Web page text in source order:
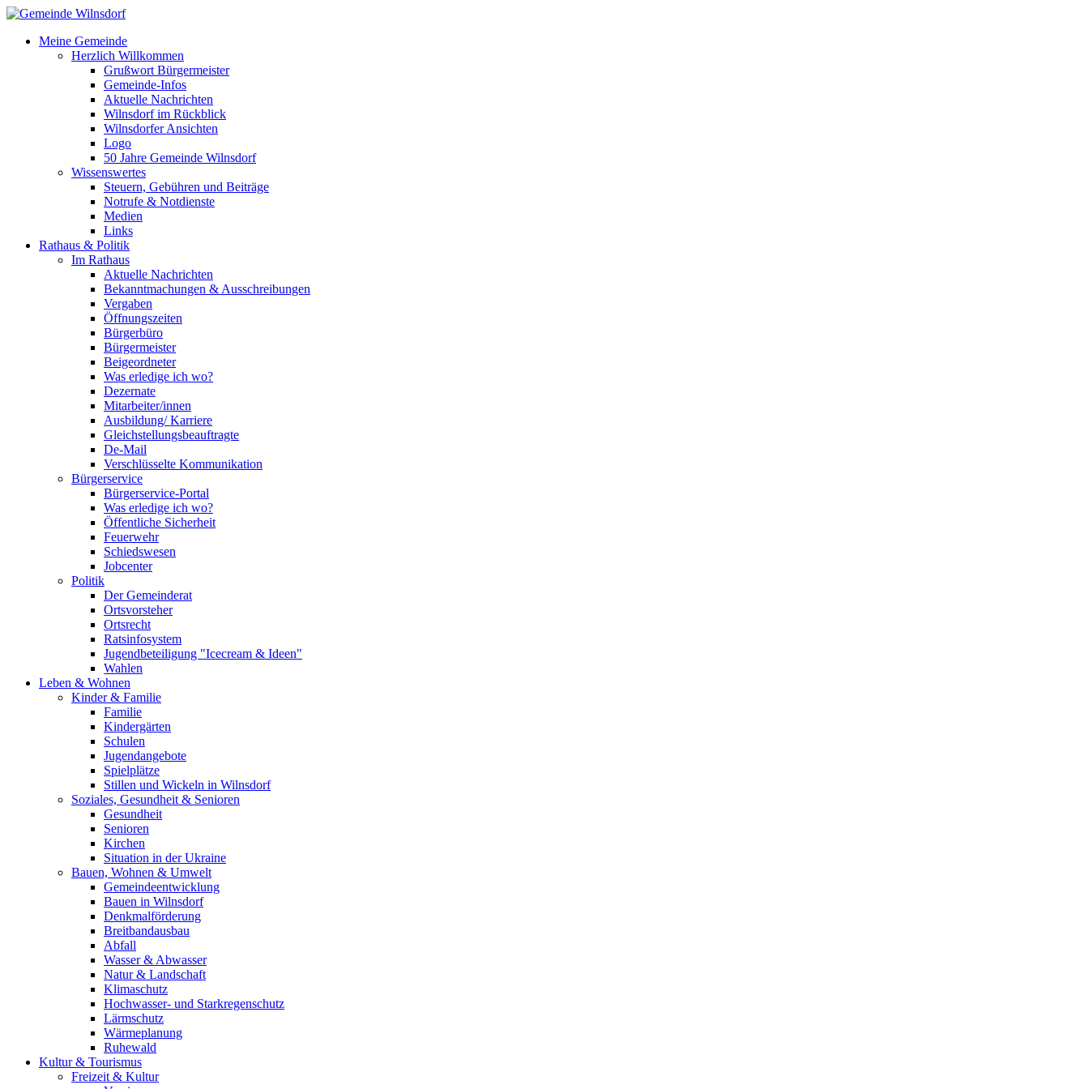
Meine Gemeinde
Herzlich Willkommen
Grußwort Bürgermeister
Gemeinde-Infos
Aktuelle Nachrichten
Wilnsdorf im Rückblick
Wilnsdorfer Ansichten
Logo
50 Jahre Gemeinde Wilnsdorf
Wissenswertes
Steuern, Gebühren und Beiträge
Notrufe & Notdienste
Medien
Links
Rathaus & Politik
Im Rathaus
Aktuelle Nachrichten
Bekanntmachungen & Ausschreibungen
Vergaben
Öffnungszeiten
Bürgerbüro
Bürgermeister
Beigeordneter
Was erledige ich wo?
Dezernate
Mitarbeiter/innen
Ausbildung/ Karriere
Gleichstellungsbeauftragte
De-Mail
Verschlüsselte Kommunikation
Bürgerservice
Bürgerservice-Portal
Was erledige ich wo?
Öffentliche Sicherheit
Feuerwehr
Schiedswesen
Jobcenter
Politik
Der Gemeinderat
Ortsvorsteher
Ortsrecht
Ratsinfosystem
Jugendbeteiligung "Icecream & Ideen"
Wahlen
Leben & Wohnen
Kinder & Familie
Familie
Kindergärten
Schulen
Jugendangebote
Spielplätze
Stillen und Wickeln in Wilnsdorf
Soziales, Gesundheit & Senioren
Gesundheit
Senioren
Kirchen
Situation in der Ukraine
Bauen, Wohnen & Umwelt
Gemeindeentwicklung
Bauen in Wilnsdorf
Denkmalförderung
Breitbandausbau
Abfall
Wasser & Abwasser
Natur & Landschaft
Klimaschutz
Hochwasser- und Starkregenschutz
Lärmschutz
Wärmeplanung
Ruhewald
Kultur & Tourismus
Freizeit & Kultur